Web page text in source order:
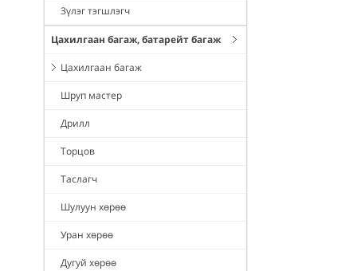
Зүлэг тэгшлэгч
Цахилгаан багаж, батарейт багаж
Цахилгаан багаж
Шруп мастер
Дрилл
Торцов
Таслагч
Шулуун хөрөө
Уран хөрөө
Дугуй хөрөө